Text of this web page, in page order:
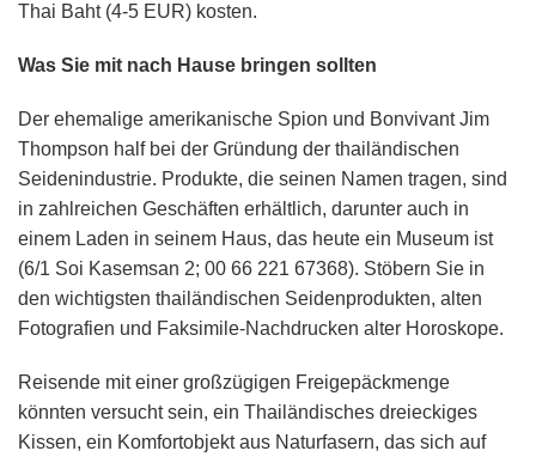
Thai Baht (4-5 EUR) kosten.
Was Sie mit nach Hause bringen sollten
Der ehemalige amerikanische Spion und Bonvivant Jim
Thompson half bei der Gründung der thailändischen
Seidenindustrie. Produkte, die seinen Namen tragen, sind
in zahlreichen Geschäften erhältlich, darunter auch in
einem Laden in seinem Haus, das heute ein Museum ist
(6/1 Soi Kasemsan 2; 00 66 221 67368). Stöbern Sie in
den wichtigsten thailändischen Seidenprodukten, alten
Fotografien und Faksimile-Nachdrucken alter Horoskope.
Reisende mit einer großzügigen Freigepäckmenge
könnten versucht sein, ein Thailändisches dreieckiges
Kissen, ein Komfortobjekt aus Naturfasern, das sich auf